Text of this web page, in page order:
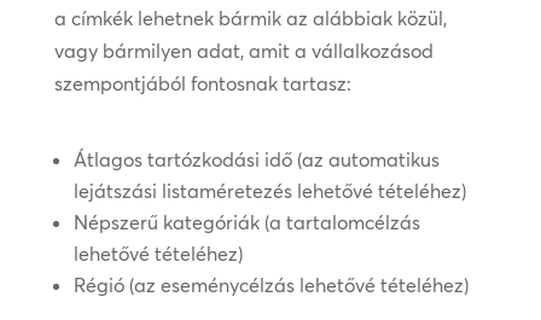
a címkék lehetnek bármik az alábbiak közül,
vagy bármilyen adat, amit a vállalkozásod
szempontjából fontosnak tartasz:
Átlagos tartózkodási idő (az automatikus
lejátszási listaméretezés lehetővé tételéhez)
Népszerű kategóriák (a tartalomcélzás
lehetővé tételéhez)
Régió (az eseménycélzás lehetővé tételéhez)